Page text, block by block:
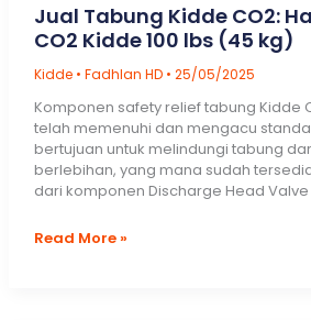
Jual Tabung Kidde CO2:
CO2 Kidde 100 lbs (45 kg)
Kidde• Fadhlan HD • 25/05/2025
Komponen safety relief tabung Kidde
telah memenuhi dan mengacu
bertujuan untuk melindungi tabung
berlebihan, yang mana sudah
dari komponen Discharge Head
Jual
Read More »